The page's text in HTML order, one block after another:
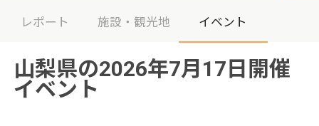
レポート 施設・観光地 イベント
山梨県の2026年7月17日開催
イベント